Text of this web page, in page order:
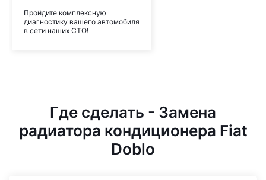
Пройдите комплексную
диагностику вашего автомобиля
в сети наших СТО!
Где сделать - Замена
радиатора кондиционера Fiat
Doblo